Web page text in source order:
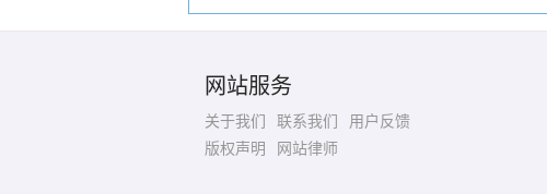
网站服务
关于我们 联系我们
用户反馈
版权声明
网站律师